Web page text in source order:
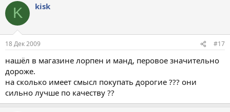
K kisk
18 Дек 2009 #17
нашёл в магазине лорпен и манд, перовое значительно
дороже.
на сколько имеет смысл покупать дорогие ??? они
сильно лучше по качеству ??